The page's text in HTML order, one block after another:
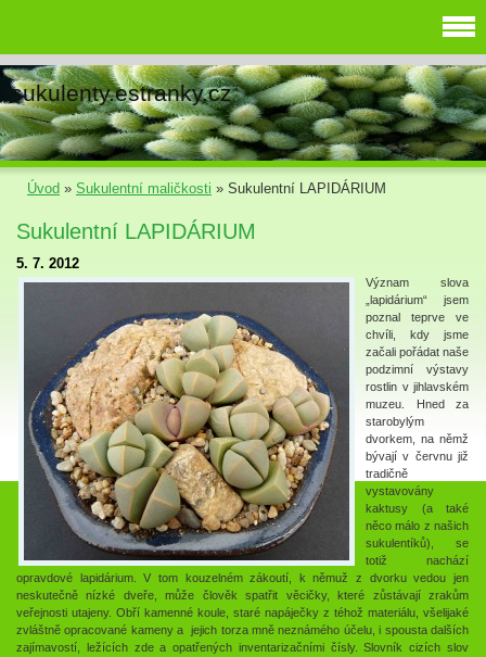
sukulenty.estranky.cz
Úvod » Sukulentní maličkosti » Sukulentní LAPIDÁRIUM
Sukulentní LAPIDÁRIUM
5. 7. 2012
Význam slova
„lapidárium“ jsem
poznal teprve ve
chvíli, kdy jsme
začali pořádat naše
podzimní výstavy
rostlin v jihlavském
muzeu. Hned za
starobylým
dvorkem, na němž
bývají v červnu již
tradičně
vystavovány
kaktusy (a také
něco málo z našich
sukulentíků), se
totiž nachází
opravdové lapidárium. V tom kouzelném zákoutí, k němuž z dvorku vedou jen
neskutečně nízké dveře, může člověk spatřit věcičky, které zůstávají zrakům
veřejnosti utajeny. Obří kamenné koule, staré napáječky z téhož materiálu, všelijaké
zvláštně opracované kameny a jejich torza mně neznámého účelu, i spousta dalších
zajímavostí, ležících zde a opatřených inventarizačními čísly. Slovník cizích slov